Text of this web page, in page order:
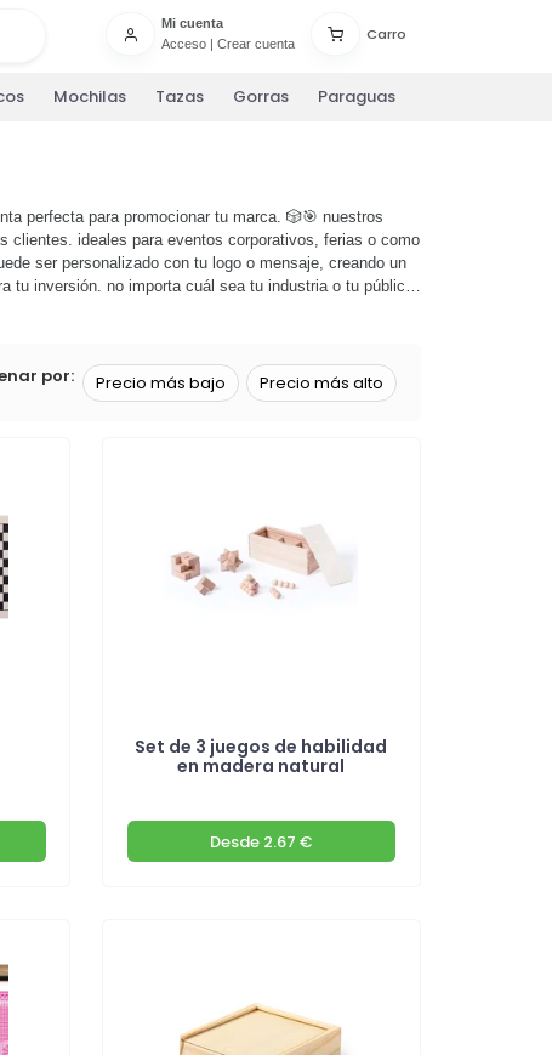
Mi cuenta
Acceso| Crear cuenta
Carro
Mochilas Tazas Gorras Paraguas
perfecta para promocionar tu marca. 🎲🎯 nuestros
clientes. ideales para eventos corporativos, ferias o como
ser personalizado con tu logo o mensaje, creando un
inversión. no importa cuál sea tu industria o tu público
categoría de
por: Precio más bajo Precio más alto
Set de 3 juegos de habilidad
en madera natural
Desde 2.67 €